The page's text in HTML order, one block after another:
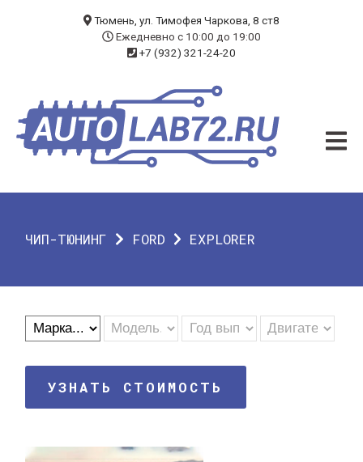
ЧИП-ТЮНИНГ
ДИАГНОСТИКА
ГАРАНТИЯ
Тюмень, ул. Тимофея Чаркова, 8 ст8
Ежедневно с 10:00 до 19:00
+7 (932) 321-24-20
ЧИП-ТЮНИНГ FORD EXPLORER
УЗНАТЬ СТОИМОСТЬ